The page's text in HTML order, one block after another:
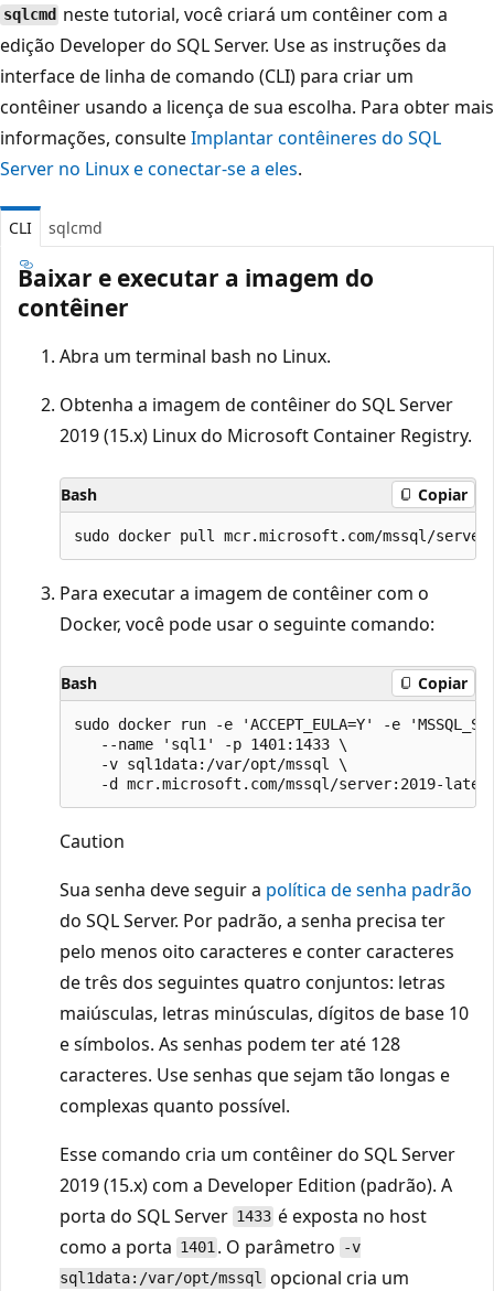
sqlcmd neste tutorial, você criará um contêiner com a
edição Developer do SQL Server. Use as instruções da
interface de linha de comando (CLI) para criar um
contêiner usando a licença de sua escolha. Para obter mais
informações, consulteImplantar contêineres do SQL
Server no Linux e conectar-se a eles.
CLI sqlcmd
Baixar e executar a imagem do
contêiner
Abra um terminal bash no Linux.
Obtenha a imagem de contêiner do SQL Server
2019 (15.x) Linux do Microsoft Container Registry.
Bash Copiar
Para executar a imagem de contêiner com o
Docker, você pode usar o seguinte comando:
Bash Copiar
sudo docker run -e 'ACCEPT_EULA=Y' -e
   --name 'sql1' -p 1401:1433 \
   -v sql1data:/var/opt/mssql \
Caution
Sua senha deve seguir a política de senha padrão
do SQL Server. Por padrão, a senha precisa ter
pelo menos oito caracteres e conter caracteres
de três dos seguintes quatro conjuntos: letras
maiúsculas, letras minúsculas, dígitos de base 10
e símbolos. As senhas podem ter até 128
caracteres. Use senhas que sejam tão longas e
complexas quanto possível.
Esse comando cria um contêiner do SQL Server
2019 (15.x) com a Developer Edition (padrão). A
porta do SQL Server 1433 é exposta no host
como a porta 1401 . O parâmetro
-v
sql1data:/var/opt/mssql opcional cria um